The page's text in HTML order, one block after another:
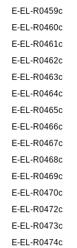
E-EL-R0459c
E-EL-R0460c
E-EL-R0461c
E-EL-R0462c
E-EL-R0463c
E-EL-R0464c
E-EL-R0465c
E-EL-R0466c
E-EL-R0467c
E-EL-R0468c
E-EL-R0469c
E-EL-R0470c
E-EL-R0472c
E-EL-R0473c
E-EL-R0474c